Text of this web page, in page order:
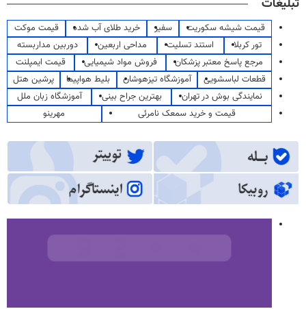
تبلیغات
قیمت شیشه سکوریت سفیر خرید طلای آب شده
قیمت موکت
تور کربلا
استند تسلیت مداحی اربعین
دوربین مداربسته
مرجع پاسخ معتبر پزشکان
فروش مواد شیمیایی
قیمت ایمپلنت
قطعات لباسشویی
آموزشگاه تیزهوشان بلیط هواپیما
پرشین هتل
نمایندگی بوش در تهران
بهترین جراح بینی
آموزشگاه زبان ملل
قیمت و خرید سمعک نامرئی
مهرینو